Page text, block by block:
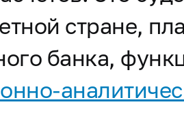
стране,
банка,